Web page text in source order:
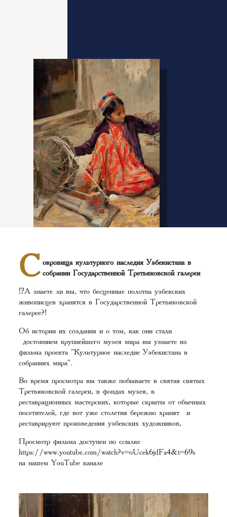
С окровища культурного наследия Узбекистана в
собрании Государственной Третьяковской галереи
⁉️А знаете ли вы, что бесценные полотна узбекских
живописцев хранятся в Государственной Третьяковской
галерее?!
Об истории их создания и о том, как они стали
достоянием крупнейшего музея мира вы узнаете из
фильма проекта "Культурное наследие Узбекистана в
собраниях мира".
Во время просмотра вы также побываете в святая святых
Третьяковской галереи, в фондах музея, в
реставрационных мастерских, которые скрыты от обычных
посетителей, где вот уже столетия бережно хранят и
реставрируют произведения узбекских художников,
Просмотр фильма доступен по ссылке
https://www.youtube.com/watch?v=oUcek6jdFa4&t=69s
на нашем YouTube канале